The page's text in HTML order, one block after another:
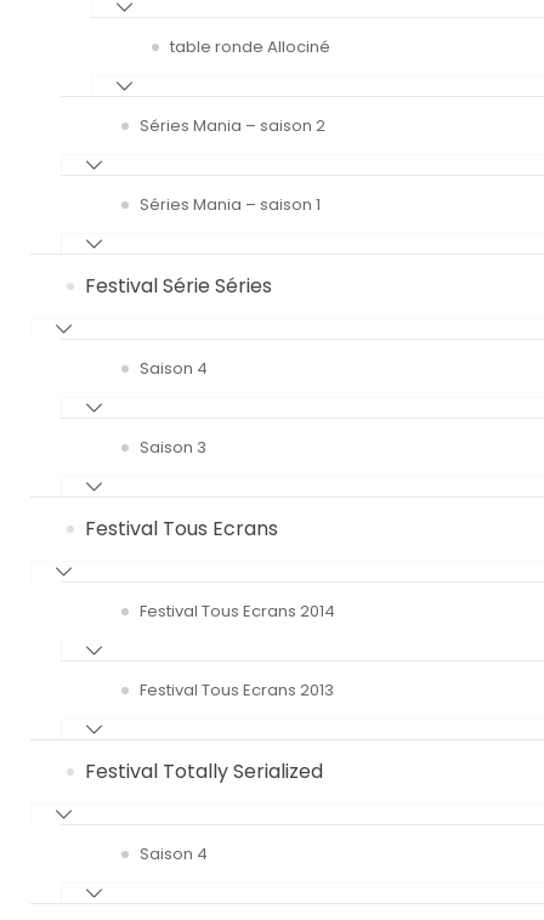
table ronde Allociné
Séries Mania – saison 2
Séries Mania – saison 1
Festival Série Séries
Saison 4
Saison 3
Festival Tous Ecrans
Festival Tous Ecrans 2014
Festival Tous Ecrans 2013
Festival Totally Serialized
Saison 4